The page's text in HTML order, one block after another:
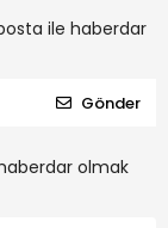
ile haberdar
Gönder
olmak